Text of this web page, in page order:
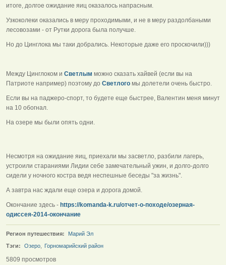
итоге, долгое ожидание яиц оказалось напрасным.
Узкоколеки оказались в меру проходимыми, и не в меру раздолбаными
лесовозами - от Рутки дорога была получше.
Но до Цинглока мы таки добрались. Некоторые даже его проскочили)))
Между Цинглоком и Светлым можно сказать хайвей (если вы на
Патриоте например) поэтому до Светлого мы долетели очень быстро.
Если вы на паджеро-спорт, то будете еще быстрее, Валентин меня минут
на 10 обогнал.
На озере мы были опять одни.
Несмотря на ожидание яиц, приехали мы засветло, разбили лагерь,
устроили стараниями Лидии себе замечательный ужин, и долго-долго
сидели у ночного костра ведя неспешные беседы "за жизнь".
А завтра нас ждали еще озера и дорога домой.
Окончание здесь - https://komanda-k.ru/отчет-о-походе/озерная-
одиссея-2014-окончание
Регион путешествия:
Марий Эл
Тэги:
Озеро Горномарийский район
5809 просмотров